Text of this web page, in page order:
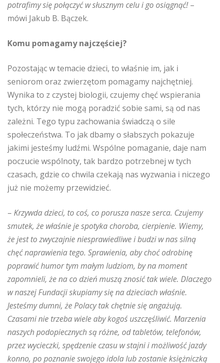
potrafimy się połączyć w słusznym celu i go osiągnąć!–
mówi Jakub B. Bączek.
Komu pomagamy najczęściej?
Pozostając w temacie dzieci, to właśnie im, jak i
seniorom oraz zwierzętom pomagamy najchętniej.
Wynika to z czystej biologii, czujemy chęć wspierania
tych, którzy nie mogą poradzić sobie sami, są od nas
zależni. Tego typu zachowania świadczą o sile
społeczeństwa. To jak dbamy o słabszych pokazuje
jakimi jesteśmy ludźmi. Wspólne pomaganie, daje nam
poczucie wspólnoty, tak bardzo potrzebnej w tych
czasach, gdzie co chwila czekają nas wyzwania i niczego
już nie możemy przewidzieć.
– Krzywda dzieci, to coś, co porusza nasze serca. Czujemy
smutek, że właśnie je spotyka choroba, cierpienie. Wiemy,
że jest to zwyczajnie niesprawiedliwe i budzi w nas silną
chęć naprawienia tego. Sprawienia, aby choć odrobinę
poprawić humor tym małym ludziom, by na moment
zapomnieli, że na co dzień muszą znosić tak wiele. Dlaczego
w naszej Fundacji skupiamy się na dzieciach właśnie.
Jesteśmy dumni, że Polacy tak chętnie się angażują.
Czasami nie trzeba wiele aby kogoś uszczęśliwić. Marzenia
naszych podopiecznych są różne, od tabletów, telefonów,
przez wycieczki, spędzenie czasu w stajni i możliwość jazdy
konno, po poznanie swojego idola lub zostanie księżniczką